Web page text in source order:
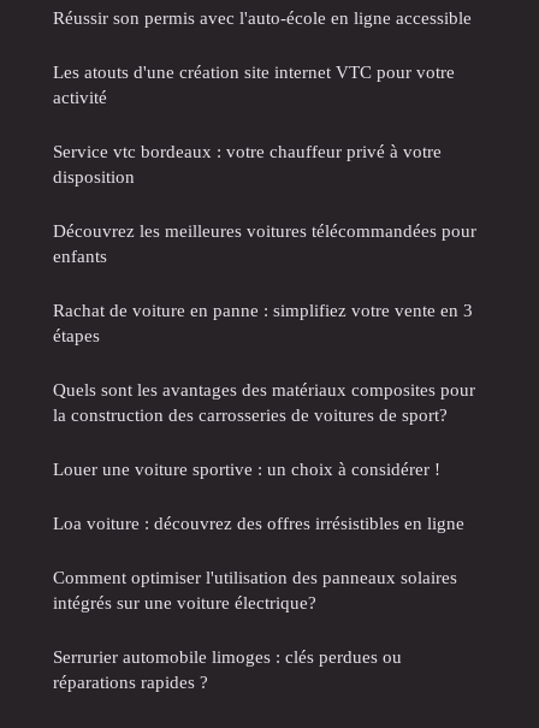
Réussir son permis avec l'auto-école en ligne accessible
Les atouts d'une création site internet VTC pour votre
activité
Service vtc bordeaux : votre chauffeur privé à votre
disposition
Découvrez les meilleures voitures télécommandées pour
enfants
Rachat de voiture en panne : simplifiez votre vente en 3
étapes
Quels sont les avantages des matériaux composites pour
la construction des carrosseries de voitures de sport?
Louer une voiture sportive : un choix à considérer !
Loa voiture : découvrez des offres irrésistibles en ligne
Comment optimiser l'utilisation des panneaux solaires
intégrés sur une voiture électrique?
Serrurier automobile limoges : clés perdues ou
réparations rapides ?